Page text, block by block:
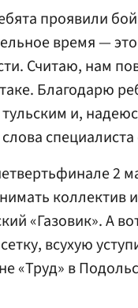
проявили
время —
Считаю, нам
Благодарю
и,
2
«Газовик». А
всухую
«Труд» в